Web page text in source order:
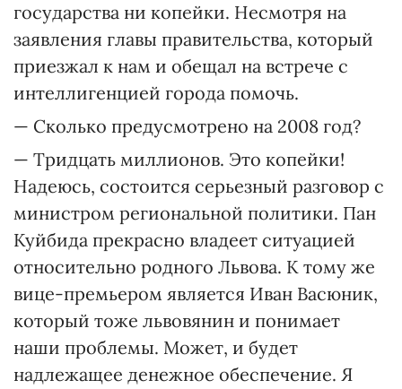
государства ни копейки. Несмотря на
заявления главы правительства, который
приезжал к нам и обещал на встрече с
интеллигенцией города помочь.
— Сколько предусмотрено на 2008 год?
— Тридцать миллионов. Это копейки!
Надеюсь, состоится серьезный разговор с
министром региональной политики. Пан
Куйбида прекрасно владеет ситуацией
относительно родного Львова. К тому же
вице-премьером является Иван Васюник,
который тоже львовянин и понимает
наши проблемы. Может, и будет
надлежащее денежное обеспечение. Я